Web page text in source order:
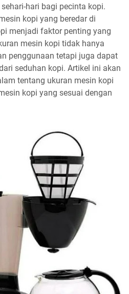
hari bagi pecinta kopi.
kopi yang beredar di
menjadi faktor penting yang
mesin kopi tidak hanya
penggunaan tetapi juga dapat
seduhan kopi. Artikel ini akan
tentang ukuran mesin kopi
kopi yang sesuai dengan